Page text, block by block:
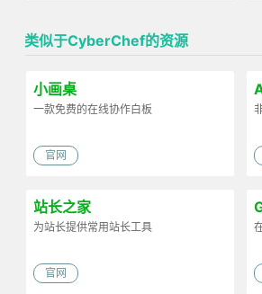
类似于CyberChef的资源
小画桌
一款免费的在线协作白板
官网
站长之家
为站长提供常用站长工具
官网